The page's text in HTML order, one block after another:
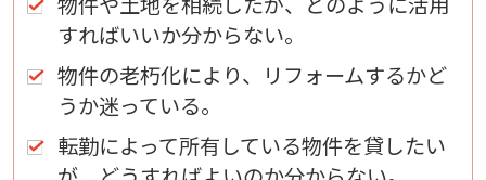
すればいいか分からない。
物件の老朽化により、リフォームするかど
うか迷っている。
転勤によって所有している物件を貸したい